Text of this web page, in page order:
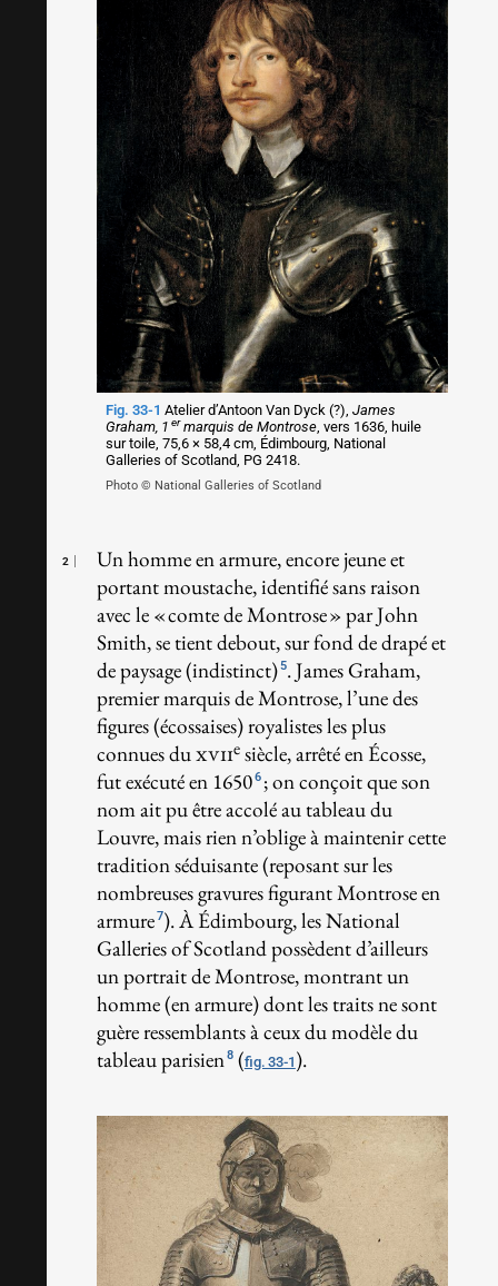
Fig. 33-1 Atelier d’Antoon Van Dyck (?),James
Graham, 1 ermarquis de Montrose, vers 1636, huile
sur toile, 75,6 × 58,4 cm, Édimbourg, National
Galleries of Scotland, PG 2418.
Photo © National Galleries of Scotland
2
Un homme en armure, encore jeune et
portant moustache, identifié sans raison
avec le « comte de Montrose » par John
Smith, se tient debout, sur fond de drapé et
de paysage (indistinct)5. James Graham,
premier marquis de Montrose, l’une des
figures (écossaises) royalistes les plus
connues duxviiesiècle, arrêté en Écosse,
fut exécuté en 16506; on conçoit que son
nom ait pu être accolé au tableau du
Louvre, mais rien n’oblige à maintenir cette
tradition séduisante (reposant sur les
nombreuses gravures figurant Montrose en
armure7). À Édimbourg, les National
Galleries of Scotland possèdent d’ailleurs
un portrait de Montrose, montrant un
homme (en armure) dont les traits ne sont
guère ressemblants à ceux du modèle du
tableau parisien8(fig. 33-1 ).